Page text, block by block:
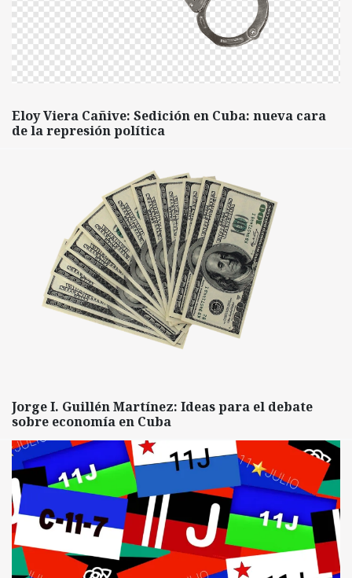
Eloy Viera Cañive: Sedición en Cuba: nueva cara
de la represión política
Jorge I. Guillén Martínez: Ideas para el debate
sobre economía en Cuba